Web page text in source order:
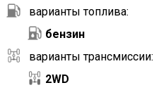
варианты топлива:
бензин
варианты трансмиссии:
2WD